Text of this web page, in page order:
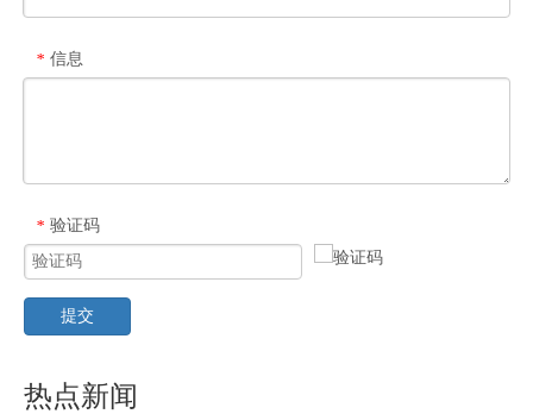
* 信息
* 验证码
提交
热点新闻